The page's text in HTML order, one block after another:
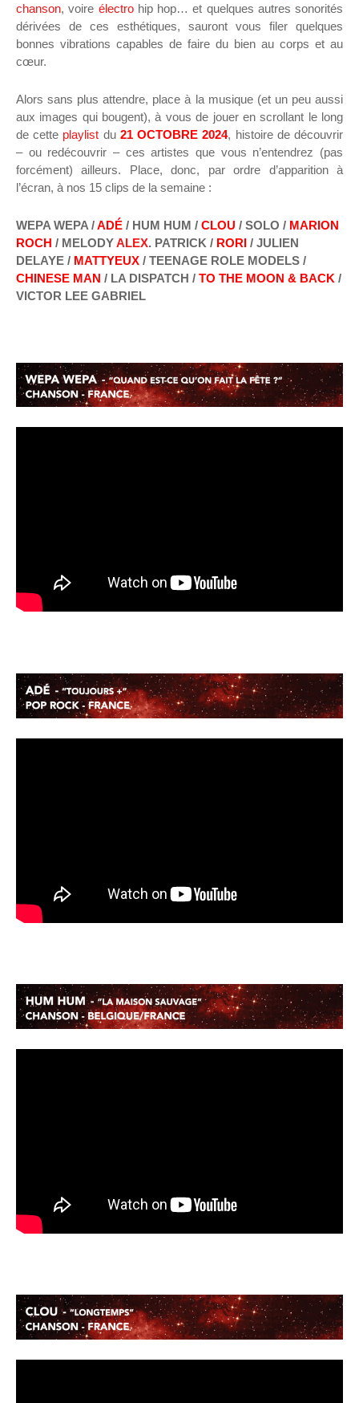
chanson, voire électrohip hop… et quelques autres sonorités
dérivées de ces esthétiques, sauront vous filer quelques
bonnes vibrations capables de faire du bien au corps et au
cœur.
Alors sans plus attendre, place à la musique (et un peu aussi
aux images qui bougent), à vous de jouer en scrollant le long
de cette playlist du21 OCTOBRE 2024, histoire de découvrir
– ou redécouvrir – ces artistes que vous n’entendrez (pas
forcément) ailleurs. Place, donc, par ordre d’apparition à
l’écran, à nos 15 clips de la semaine :
WEPA WEPA /ADÉ / HUM HUM / CLOU / SOLO / MARION
ROCH / MELODYALEX. PATRICK / RORI / JULIEN
DELAYE / MATTYEUX / TEENAGE ROLE MODELS /
CHINESE MAN / LA DISPATCH / TO THE MOON & BACK /
VICTOR LEE GABRIEL